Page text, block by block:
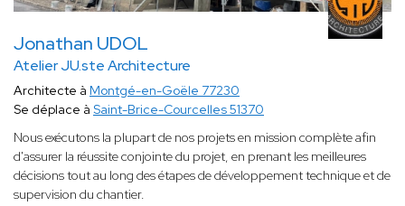
Jonathan UDOL
Atelier JU.ste Architecture
Architecte à Montgé-en-Goële 77230
Se déplace à Saint-Brice-Courcelles 51370
Nous exécutons la plupart de nos projets en mission complète afin
d'assurer la réussite conjointe du projet, en prenant les meilleures
décisions tout au long des étapes de développement technique et de
supervision du chantier.